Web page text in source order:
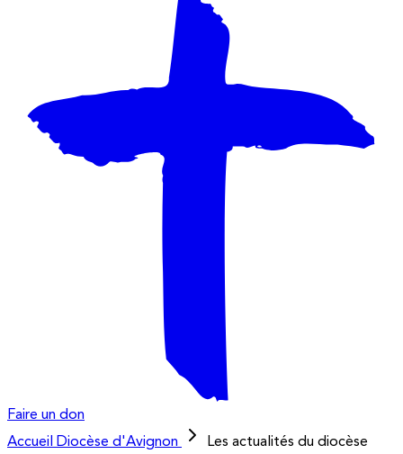
Faire un don
Accueil
Diocèse d'Avignon Les actualités du diocèse